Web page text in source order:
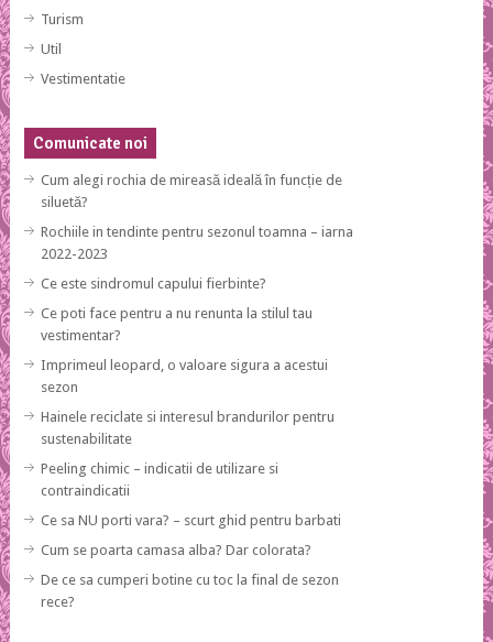
Turism
Util
Vestimentatie
Comunicate noi
Cum alegi rochia de mireasă ideală în funcție de
siluetă?
Rochiile in tendinte pentru sezonul toamna – iarna
2022-2023
Ce este sindromul capului fierbinte?
Ce poti face pentru a nu renunta la stilul tau
vestimentar?
Imprimeul leopard, o valoare sigura a acestui
sezon
Hainele reciclate si interesul brandurilor pentru
sustenabilitate
Peeling chimic – indicatii de utilizare si
contraindicatii
Ce sa NU porti vara? – scurt ghid pentru barbati
Cum se poarta camasa alba? Dar colorata?
De ce sa cumperi botine cu toc la final de sezon
rece?